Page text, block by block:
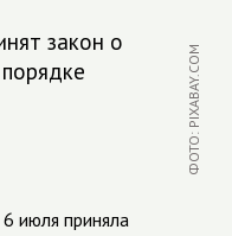
закон о
ФОТО: PIXABAY.COM
июля приняла